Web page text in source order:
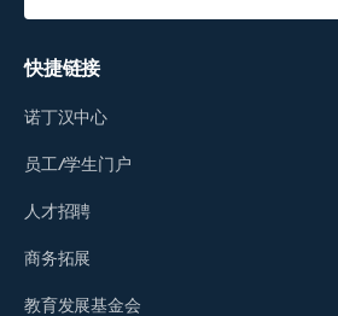
快捷链接
诺丁汉中心
员工/学生门户
人才招聘
商务拓展
教育发展基金会